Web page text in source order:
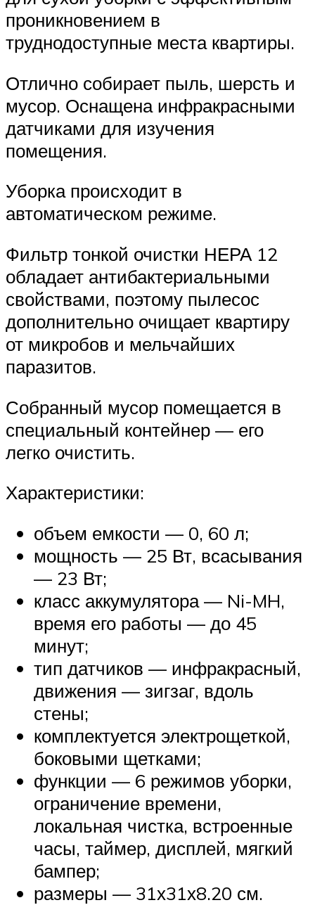
проникновением в
труднодоступные места квартиры.
Отлично собирает пыль, шерсть и
мусор. Оснащена инфракрасными
датчиками для изучения
помещения.
Уборка происходит в
автоматическом режиме.
Фильтр тонкой очистки НЕРА 12
обладает антибактериальными
свойствами, поэтому пылесос
дополнительно очищает квартиру
от микробов и мельчайших
паразитов.
Собранный мусор помещается в
специальный контейнер — его
легко очистить.
Характеристики:
объем емкости — 0, 60 л;
мощность — 25 Вт, всасывания
— 23 Вт;
класс аккумулятора — Ni-MH,
время его работы — до 45
минут;
тип датчиков — инфракрасный,
движения — зигзаг, вдоль
стены;
комплектуется электрощеткой,
боковыми щетками;
функции — 6 режимов уборки,
ограничение времени,
локальная чистка, встроенные
часы, таймер, дисплей, мягкий
бампер;
размеры — 31х31х8.20 см.